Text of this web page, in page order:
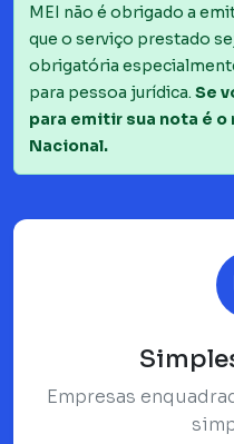
MEI não é obrigado a
que o serviço prestado
obrigatória
para pessoa jurídica. Se
para emitir sua nota é
Nacional.
Empresas